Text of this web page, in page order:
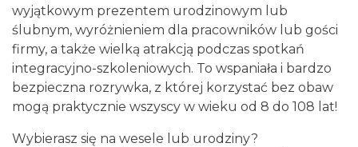
wyjątkowym prezentem urodzinowym lub
ślubnym, wyróżnieniem dla pracowników lub gości
firmy, a także wielką atrakcją podczas spotkań
integracyjno-szkoleniowych. To wspaniała i bardzo
bezpieczna rozrywka, z której korzystać bez obaw
mogą praktycznie wszyscy w wieku od 8 do 108 lat!
Wybierasz się na wesele lub urodziny?